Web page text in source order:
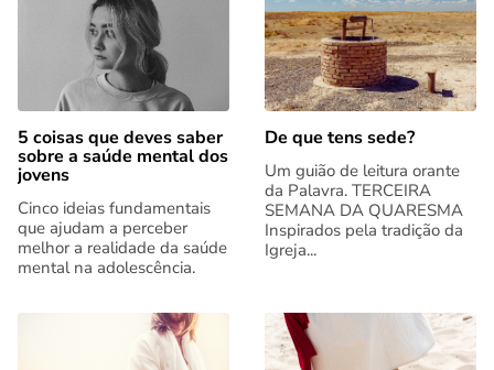
5 coisas que deves saber
sobre a saúde mental dos
jovens
Cinco ideias fundamentais
que ajudam a perceber
melhor a realidade da saúde
mental na adolescência.
De que tens sede?
Um guião de leitura orante
da Palavra. TERCEIRA
SEMANA DA QUARESMA
Inspirados pela tradição da
Igreja...